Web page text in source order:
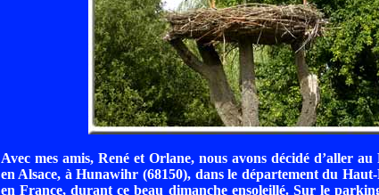
Avec mes amis, René et Orlane, nous avons décidé d’aller
en Alsace, à Hunawihr (68150), dans le département du
en France, durant ce beau dimanche ensoleillé. Sur le